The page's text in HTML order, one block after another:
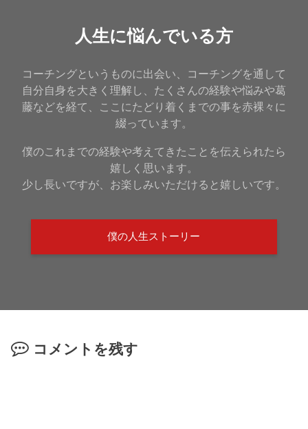
人生に悩んでいる方
コーチングというものに出会い、コーチングを通して
自分自身を大きく理解し、たくさんの経験や悩みや葛
藤などを経て、ここにたどり着くまでの事を赤裸々に
綴っています。
僕のこれまでの経験や考えてきたことを伝えられたら
嬉しく思います。
少し長いですが、お楽しみいただけると嬉しいです。
僕の人生ストーリー
コメントを残す